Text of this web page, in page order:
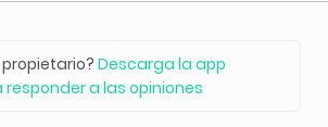
propietario? Descarga la app
responder a las opiniones